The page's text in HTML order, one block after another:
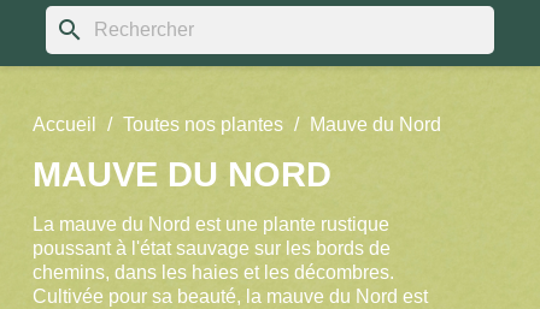
search
Accueil Toutes nos plantes Mauve du Nord
MAUVE DU NORD
La mauve du Nord est une plante rustique
poussant à l'état sauvage sur les bords de
chemins, dans les haies et les décombres.
Cultivée pour sa beauté, la mauve du Nord est